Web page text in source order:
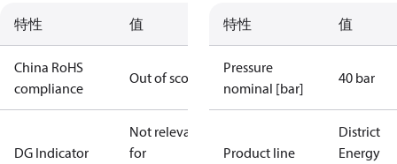
特性 值
China RoHS
compliance
Out of scope
DG Indicator
Not relevant
for
特性 值
Pressure
nominal [bar]
40 bar
Product line
District
Energy